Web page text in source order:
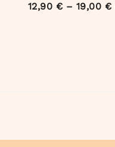
12,90 € – 19,00 €